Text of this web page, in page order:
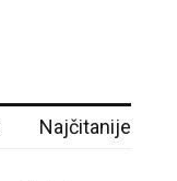
Najčitanije